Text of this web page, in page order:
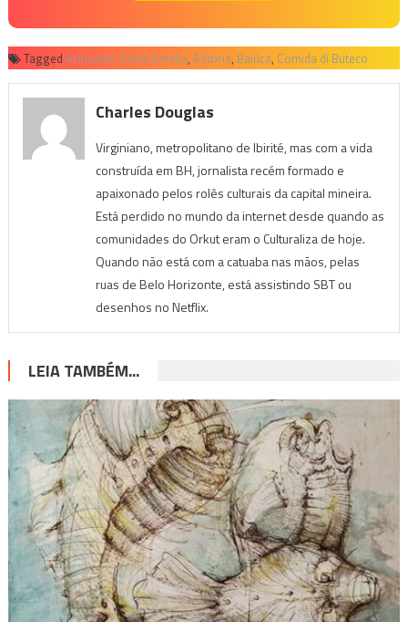
Tagged Armazém Santa Amélia, Astoria, Baiúca, Comida di Buteco
Charles Douglas
Virginiano, metropolitano de Ibirité, mas com a vida
construída em BH, jornalista recém formado e
apaixonado pelos rolês culturais da capital mineira.
Está perdido no mundo da internet desde quando as
comunidades do Orkut eram o Culturaliza de hoje.
Quando não está com a catuaba nas mãos, pelas
ruas de Belo Horizonte, está assistindo SBT ou
desenhos no Netflix.
LEIA TAMBÉM...